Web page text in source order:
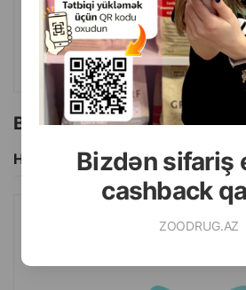
Bizdən sifariş
cashback
ZOODRUG.AZ
ALMAQ
Bu brendin başqa
Hamısını Gör
WANPY CREAMY TUNA&CODFISH